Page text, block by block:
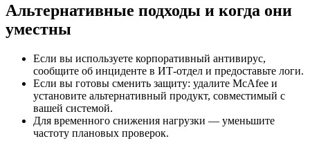
Альтернативные подходы и когда они
уместны
Если вы используете корпоративный антивирус,
сообщите об инциденте в ИТ‑отдел и предоставьте логи.
Если вы готовы сменить защиту: удалите McAfee и
установите альтернативный продукт, совместимый с
вашей системой.
Для временного снижения нагрузки — уменьшите
частоту плановых проверок.